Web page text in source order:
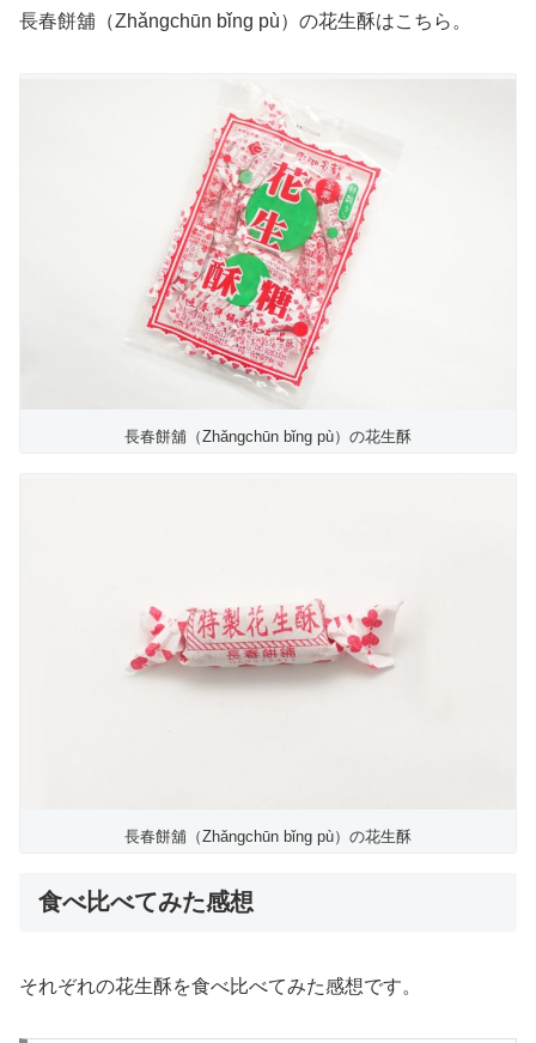
長春餅舖（Zhǎngchūn bǐng pù）の花生酥はこちら。
長春餅舖（Zhǎngchūn bǐng pù）の花生酥
長春餅舖（Zhǎngchūn bǐng pù）の花生酥
食べ比べてみた感想
それぞれの花生酥を食べ比べてみた感想です。